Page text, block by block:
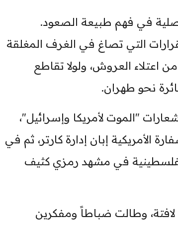
في فهم طبيعة الصعود.
التي تصاغ في الغرف المغلقة
اعتلاء العروش، ولولا تقاطع
نحو طهران.
"الموت لأمريكا وإسرائيل"،
الأمريكية إبان إدارة كارتر، ثم في
الفلسطينية في مشهد رمزي كثيف
لافتة، وطالت ضباطاً ومفكرين